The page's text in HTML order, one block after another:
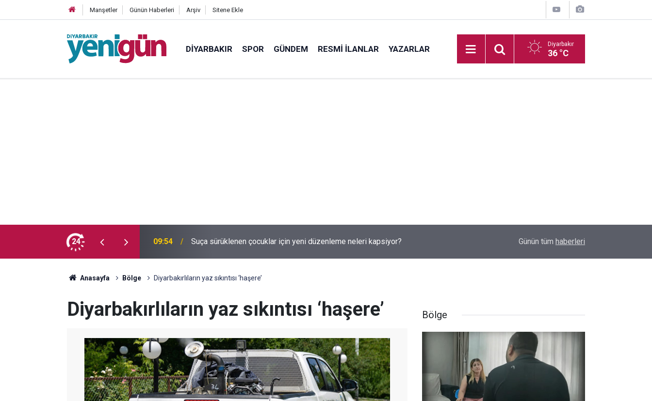
Manşetler Günün Haberleri Arşiv Sitene Ekle
DIYARBAKIR SPOR GÜNDEM RESMI İLANLAR YAZARLAR Diyarbakır
36 °C
24
milyon Kürt var? 09:54 Suça sürüklenen çocuklar için yeni düzenleme neleri kapsiyor? Amedspor’dan süper lig öncesi önemli hamle:
Günün tüm haberleri
Anasayfa Bölge Diyarbakırlıların yaz sıkıntısı ‘haşere’
Diyarbakırlıların yaz sıkıntısı ‘haşere’ Bölge